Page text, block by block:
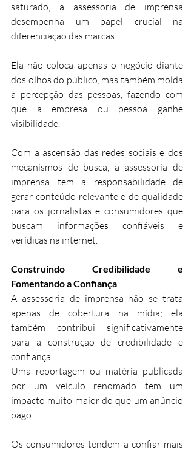
saturado, a assessoria de imprensa
desempenha um papel crucial na
diferenciação das marcas.
Ela não coloca apenas o negócio diante
dos olhos do público, mas também molda
a percepção das pessoas, fazendo com
que a empresa ou pessoa ganhe
visibilidade.
Com a ascensão das redes sociais e dos
mecanismos de busca, a assessoria de
imprensa tem a responsabilidade de
gerar conteúdo relevante e de qualidade
para os jornalistas e consumidores que
buscam informações confiáveis e
verídicas na internet.
Construindo Credibilidade e
Fomentando a Confiança
A assessoria de imprensa não se trata
apenas de cobertura na mídia; ela
também contribui significativamente
para a construção de credibilidade e
confiança.
Uma reportagem ou matéria publicada
por um veículo renomado tem um
impacto muito maior do que um anúncio
pago.
Os consumidores tendem a confiar mais